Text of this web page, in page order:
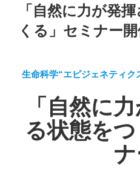
「自然に力が発
くる」セミナー
生命科学“エピジェネティ
「自然に
る状態を